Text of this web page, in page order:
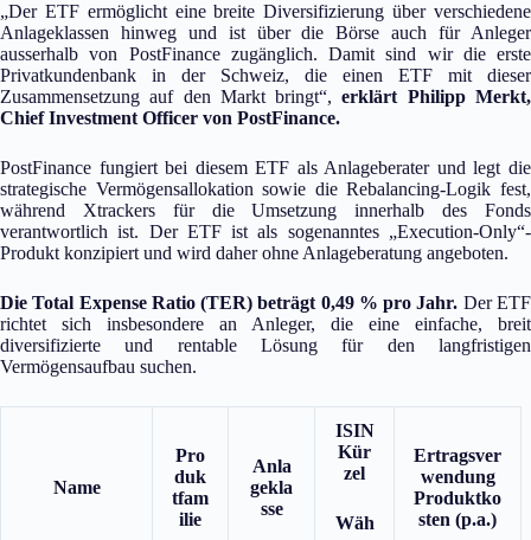
„Der ETF ermöglicht eine breite Diversifizierung über verschiedene
Anlageklassen hinweg und ist über die Börse auch für Anleger
ausserhalb von PostFinance zugänglich. Damit sind wir die erste
Privatkundenbank in der Schweiz, die einen ETF mit dieser
Zusammensetzung auf den Markt bringt“, erklärt Philipp Merkt,
Chief Investment Officer von PostFinance.
PostFinance fungiert bei diesem ETF als Anlageberater und legt die
strategische Vermögensallokation sowie die Rebalancing-Logik fest,
während Xtrackers für die Umsetzung innerhalb des Fonds
verantwortlich ist. Der ETF ist als sogenanntes „Execution-Only“-
Produkt konzipiert und wird daher ohne Anlageberatung angeboten.
Die Total Expense Ratio (TER) beträgt 0,49 % pro Jahr. Der ETF
richtet sich insbesondere an Anleger, die eine einfache, breit
diversifizierte und rentable Lösung für den langfristigen
Vermögensaufbau suchen.
Name
Pro
duk
tfam
ilie
Anla
gekla
sse
ISIN
Kür
zel
Wäh
Ertragsver
wendung
Produktko
sten (p.a.)